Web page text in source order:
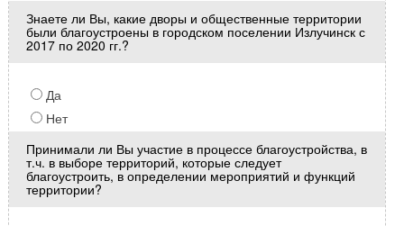
Знаете ли Вы, какие дворы и общественные территории
были благоустроены в городском поселении Излучинск с
2017 по 2020 гг.?
Да
Нет
Принимали ли Вы участие в процессе благоустройства, в
т.ч. в выборе территорий, которые следует
благоустроить, в определении мероприятий и функций
территории?